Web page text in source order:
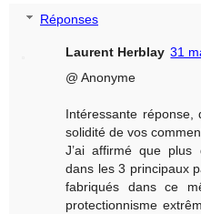
Réponses
Laurent Herblay 31
@ Anonyme
Intéressante
solidité de vos
J’ai affirmé que plus
dans les 3 principaux
fabriqués dans ce
protectionnisme